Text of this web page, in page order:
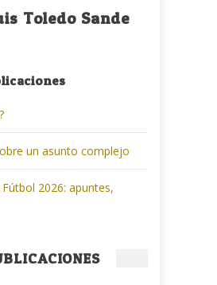
Toledo Sande
un asunto complejo
2026: apuntes,